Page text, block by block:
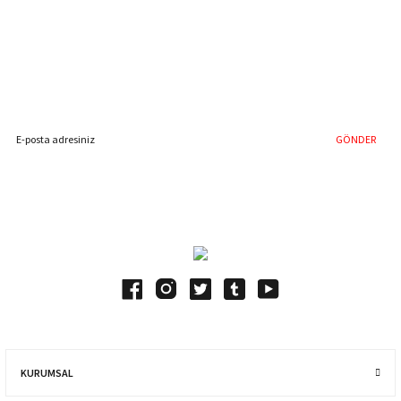
Gönder
GÖNDER
KURUMSAL